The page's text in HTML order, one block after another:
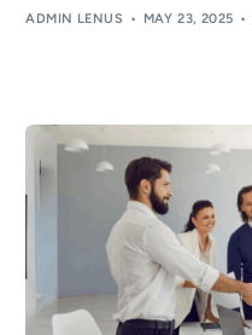
ADMIN LENUS MAY 23, 2025